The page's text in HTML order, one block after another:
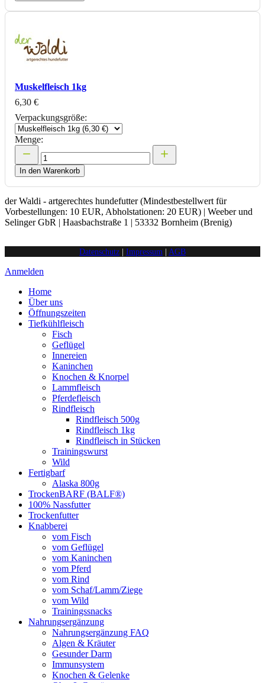
Muskelfleisch 1kg
6,30 €
Verpackungsgröße:
Menge:
In den Warenkorb
der Waldi - artgerechtes hundefutter (Mindestbestellwert für
Vorbestellungen: 10 EUR, Abholstationen: 20 EUR) | Weeber und
Selinger GbR | Haasbachstraße 1 | 53332 Bornheim (Brenig)
Datenschutz Impressum AGB
Anmelden
Home
Über uns
Öffnungszeiten
Tiefkühlfleisch
Fisch
Geflügel
Innereien
Kaninchen
Knochen & Knorpel
Lammfleisch
Pferdefleisch
Rindfleisch
Rindfleisch 500g
Rindfleisch 1kg
Rindfleisch in Stücken
Trainingswurst
Wild
Fertigbarf
Alaska 800g
TrockenBARF (BALF®)
100% Nassfutter
Trockenfutter
Knabberei
vom Fisch
vom Geflügel
vom Kaninchen
vom Pferd
vom Rind
vom Schaf/Lamm/Ziege
vom Wild
Trainingssnacks
Nahrungsergänzung
Nahrungsergänzung FAQ
Algen & Kräuter
Gesunder Darm
Immunsystem
Knochen & Gelenke